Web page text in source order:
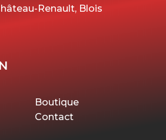
Renault, Blois
Boutique
Contact